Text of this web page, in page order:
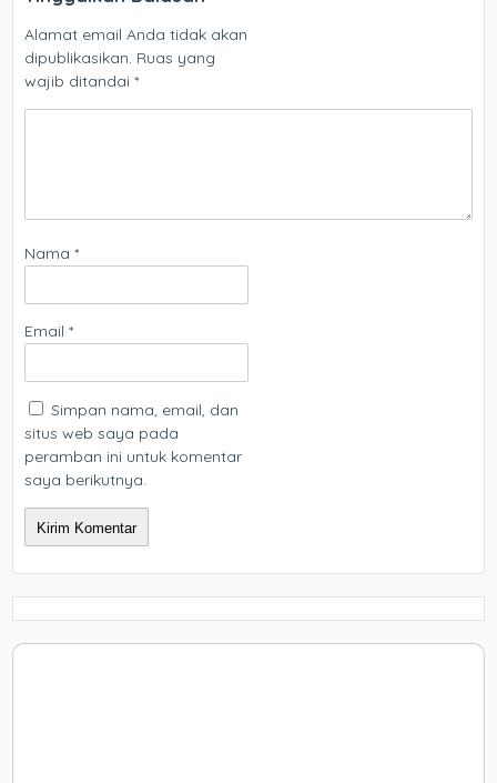
Alamat email Anda tidak akan
dipublikasikan. Ruas yang
wajib ditandai*
Nama*
Email*
Simpan nama, email, dan
situs web saya pada
peramban ini untuk komentar
saya berikutnya.